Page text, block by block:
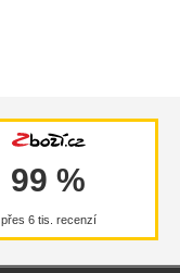
99 %
přes 6 tis. recenzí